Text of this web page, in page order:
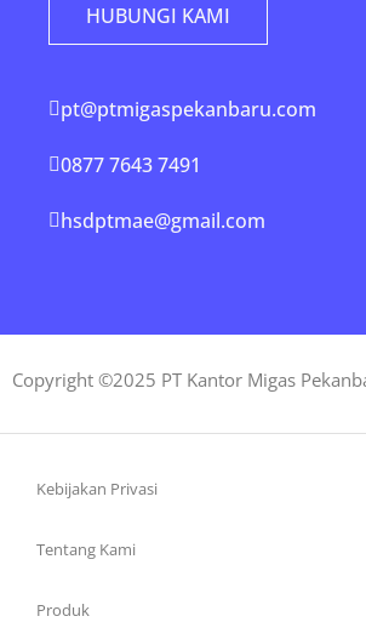
HUBUNGI KAMI
pt@ptmigaspekanbaru.com
0877 7643 7491
hsdptmae@gmail.com
Copyright ©2025 PT Kantor Migas
Kebijakan Privasi
Tentang Kami
Produk